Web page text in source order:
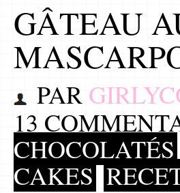
GÂTEAU
PAR
13
CHOCOLATÉS
CAKES